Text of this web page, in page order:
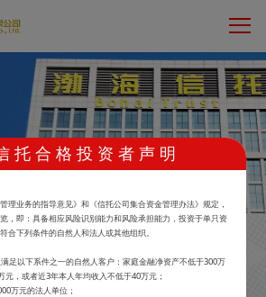
周周盈1号集合资金信托计划
托 合 格 投 资 者 声 明
理业务的指导意见》和《信托公司集合资金管理办法》规定，
，即：具备相应风险识别能力和风险承担能力，投资于单只资
合下列条件的自然人和法人或其他组织。
足以下系件之一的自然人客户：家庭金融净资产不低于300万
，或者近3年本人年均收入不低于40万元；
万元的法人单位；